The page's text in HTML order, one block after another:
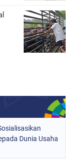
Dunia Usaha